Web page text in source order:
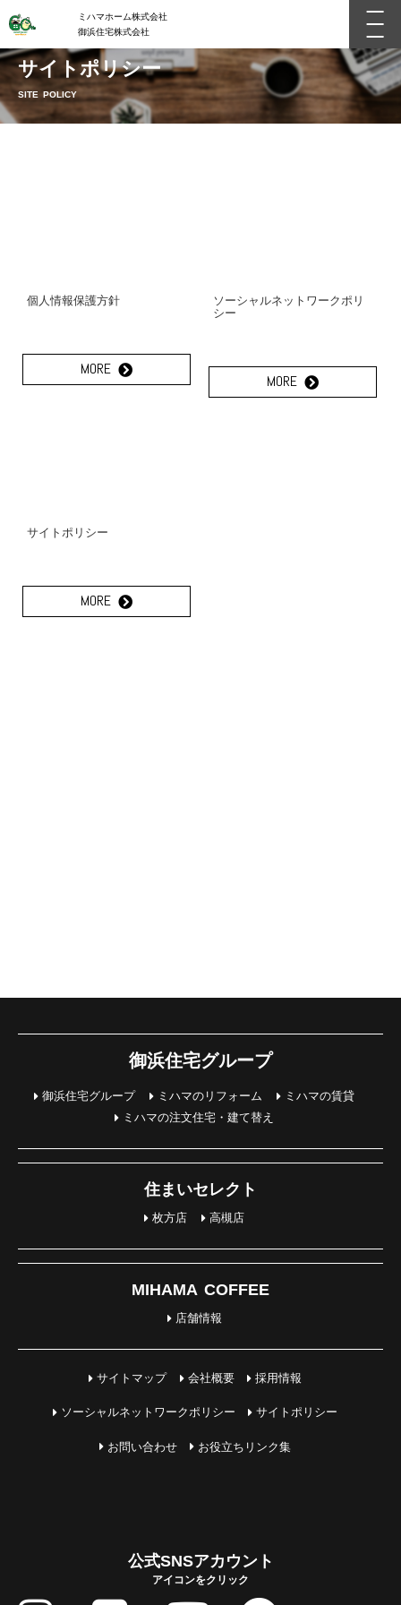
ミハマホーム株式会社
御浜住宅株式会社
サイトポリシー
SITE POLICY
個人情報保護方針
MORE
ソーシャルネットワークポリ
シー
MORE
サイトポリシー
MORE
御浜住宅グループ
御浜住宅グループ ミハマのリフォーム
ミハマの賃貸
ミハマの注文住宅・建て替え
住まいセレクト
枚方店 高槻店
MIHAMA COFFEE
店舗情報
サイトマップ 会社概要 採用情報
ソーシャルネットワークポリシー サイトポリシー
お問い合わせ お役立ちリンク集
公式SNSアカウント
アイコンをクリック